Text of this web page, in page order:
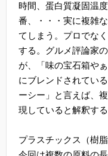
時間、蛋白質凝固温
番、・・・実に複雑
てしまう。プロでな
する。グルメ評論家
が、「味の宝石箱や
にブレンドされてい
ーシー」と言えば、
現していると解釈する
プラスチックス（樹